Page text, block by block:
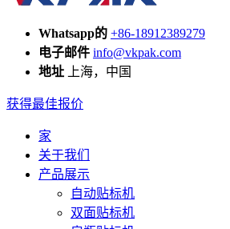
Whatsapp的 +86-18912389279
电子邮件 info@vkpak.com
地址 上海，中国
获得最佳报价
家
关于我们
产品展示
自动贴标机
双面贴标机